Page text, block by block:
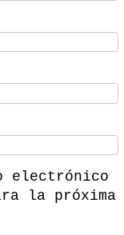
electrónico
la próxima